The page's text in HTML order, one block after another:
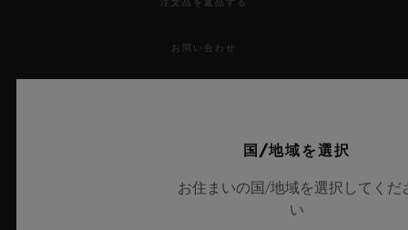
注文品を返品する
お問い合わせ
プライバシー
国/地域を選択
お住まいの国/地域を選択してくだ
い